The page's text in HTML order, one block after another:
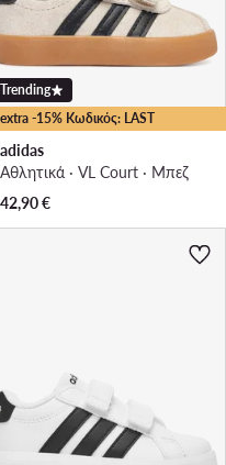
extra -15% Κωδικός: LAST
Trending
adidas
Αθλητικά · VL Court · Μπεζ
42,90€